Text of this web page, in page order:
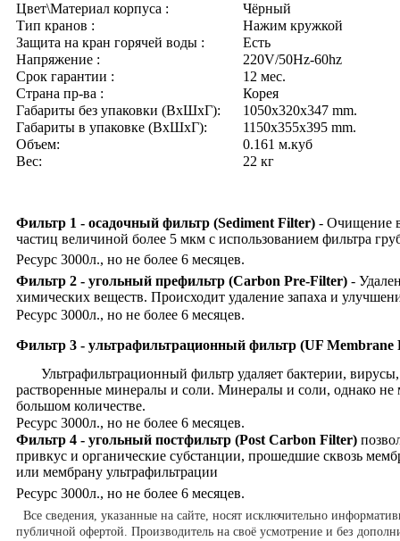
Цвет\Материал корпуса :
Чёрный
Тип кранов :
Нажим кружкой
Защита на кран горячей воды :
Есть
Напряжение :
220V/50Hz-60hz
Срок гарантии :
12 мес.
Страна пр-ва :
Корея
Габариты без упаковки (ВxШxГ):
1050x320x347 mm.
Габариты в упаковке (ВxШxГ):
1150x355x395 mm.
Объем:
0.161 м.куб
Вес:
22 кг
Фильтр 1 - осадочный фильтр (Sediment Filter) - Очищение
частиц величиной более 5 мкм с использованием фильтра
Ресурс 3000л., но не более 6 месяцев.
Фильтр 2 - угольный префильтр (Carbon Pre-Filter) -
химических веществ. Происходит удаление запаха и
Ресурс 3000л., но не более 6 месяцев.
Фильтр 3 - ультрафильтрационный фильтр (UF
Ультрафильтрационный фильтр удаляет бактерии,
растворенные минералы и соли. Минералы и соли, однако не
большом количестве.
Ресурс 3000л., но не более 6 месяцев.
Фильтр 4 - угольный постфильтр (Post Carbon Filter)
привкус и органические субстанции, прошедшие сквозь
или мембрану ультрафильтрации
Ресурс 3000л., но не более 6 месяцев.
Все сведения, указанные на сайте, носят исключительно
публичной офертой. Производитель на своё усмотрение и без